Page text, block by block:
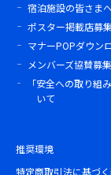
宿泊施設の皆さま
ポスター掲載店募集
マナーPOPダウン
メンバーズ協賛募集
「安全への取り組
いて
推奨環境
特定商取引法に基づ